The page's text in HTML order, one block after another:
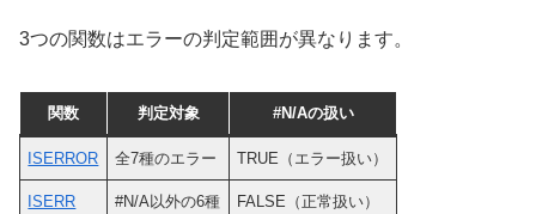
3つの関数はエラーの判定範囲が異なります。
関数 判定対象 #N/Aの扱い
ISERROR 全7種のエラー TRUE（エラー扱い）
ISERR #N/A以外の6種 FALSE（正常扱い）